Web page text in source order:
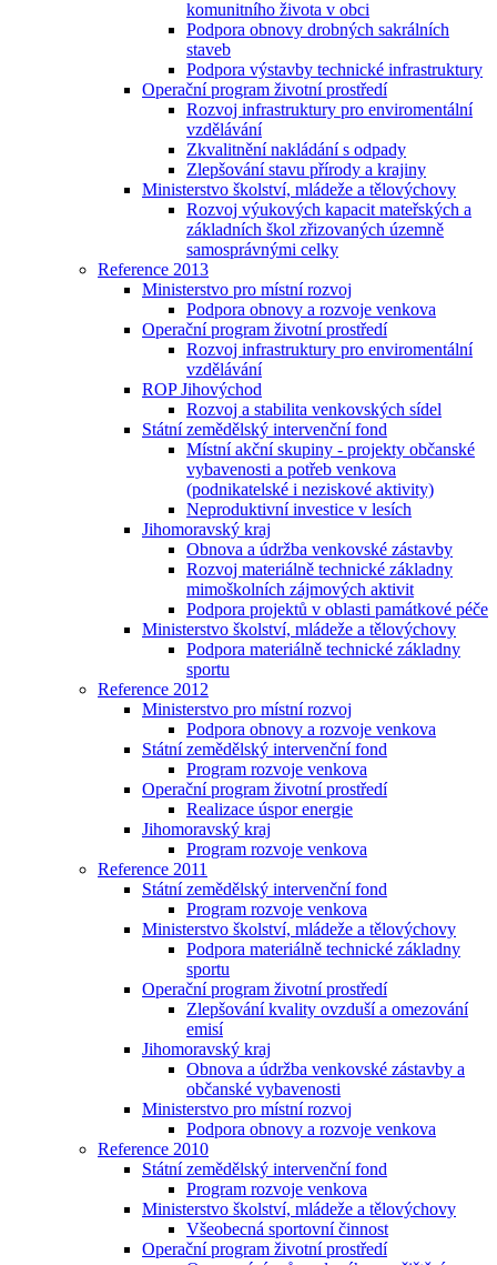
komunitního života v obci
Podpora obnovy drobných sakrálních
staveb
Podpora výstavby technické infrastruktury
Operační program životní prostředí
Rozvoj infrastruktury pro enviromentální
vzdělávání
Zkvalitnění nakládání s odpady
Zlepšování stavu přírody a krajiny
Ministerstvo školství, mládeže a tělovýchovy
Rozvoj výukových kapacit mateřských a
základních škol zřizovaných územně
samosprávnými celky
Reference 2013
Ministerstvo pro místní rozvoj
Podpora obnovy a rozvoje venkova
Operační program životní prostředí
Rozvoj infrastruktury pro enviromentální
vzdělávání
ROP Jihovýchod
Rozvoj a stabilita venkovských sídel
Státní zemědělský intervenční fond
Místní akční skupiny - projekty občanské
vybavenosti a potřeb venkova
(podnikatelské i neziskové aktivity)
Neproduktivní investice v lesích
Jihomoravský kraj
Obnova a údržba venkovské zástavby
Rozvoj materiálně technické základny
mimoškolních zájmových aktivit
Podpora projektů v oblasti památkové péče
Ministerstvo školství, mládeže a tělovýchovy
Podpora materiálně technické základny
sportu
Reference 2012
Ministerstvo pro místní rozvoj
Podpora obnovy a rozvoje venkova
Státní zemědělský intervenční fond
Program rozvoje venkova
Operační program životní prostředí
Realizace úspor energie
Jihomoravský kraj
Program rozvoje venkova
Reference 2011
Státní zemědělský intervenční fond
Program rozvoje venkova
Ministerstvo školství, mládeže a tělovýchovy
Podpora materiálně technické základny
sportu
Operační program životní prostředí
Zlepšování kvality ovzduší a omezování
emisí
Jihomoravský kraj
Obnova a údržba venkovské zástavby a
občanské vybavenosti
Ministerstvo pro místní rozvoj
Podpora obnovy a rozvoje venkova
Reference 2010
Státní zemědělský intervenční fond
Program rozvoje venkova
Ministerstvo školství, mládeže a tělovýchovy
Všeobecná sportovní činnost
Operační program životní prostředí